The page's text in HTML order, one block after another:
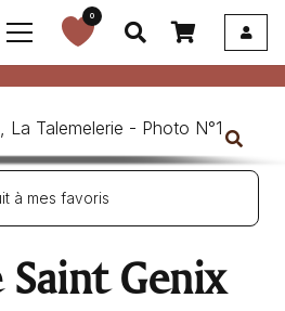
0
à mes favoris
Genix